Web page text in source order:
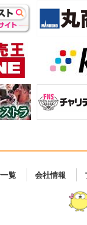
覧 会社情報